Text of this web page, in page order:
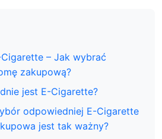
– Jak wybrać
zakupową?
jest E-Cigarette?
odpowiedniej E-Cigarette
jest tak ważny?